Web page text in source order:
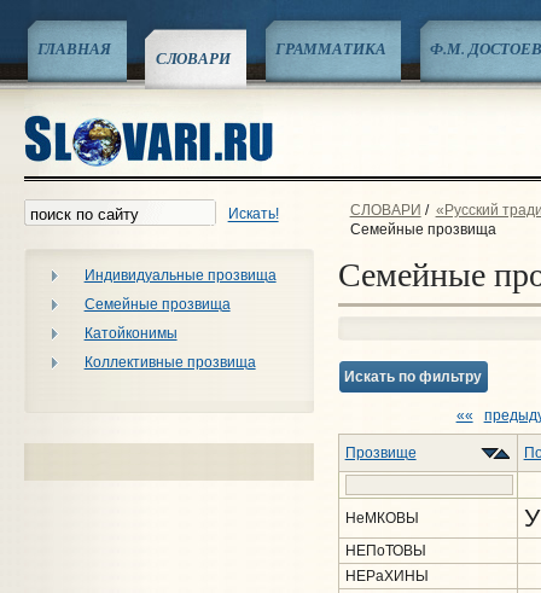
ГЛАВНАЯ СЛОВАРИ ГРАММАТИКА Ф.М.
Искать!
Индивидуальные прозвища
Семейные прозвища
Катойконимы
Коллективные прозвища
СЛОВАРИ / «Русский
Семейные прозвища
Семейные
Искать по фильтру
««
Прозвище
НеМКОВЫ
НЕПоТОВЫ
НЕРаХИНЫ